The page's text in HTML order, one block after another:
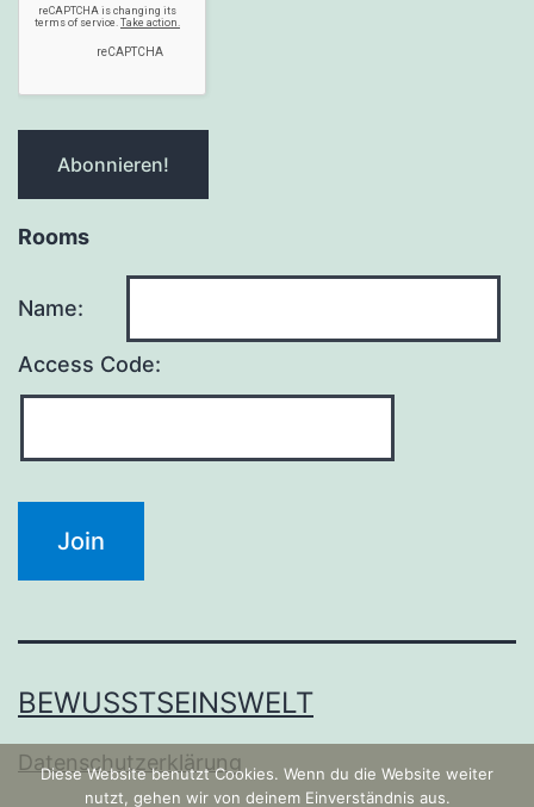
Rooms
Name:
Access Code:
BEWUSSTSEINSWELT
Datenschutzerklärung
Diese Website benutzt Cookies. Wenn du die Website weiter
nutzt, gehen wir von deinem Einverständnis aus.